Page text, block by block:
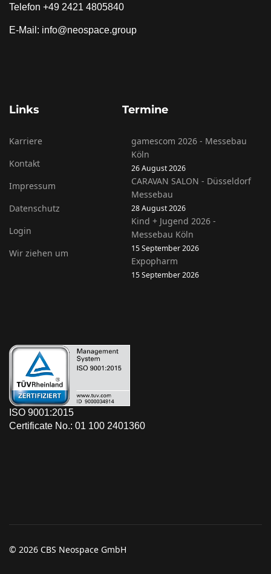
Telefon +49 2421 4805840
E-Mail: info@neospace.group
Links
Karriere
Kontakt
Impressum
Datenschutz
Login
Wir ziehen um
Termine
gamescom 2026 - Messebau
Köln
26 August 2026
CARAVAN SALON - Düsseldorf
Messebau
28 August 2026
Kind + Jugend 2026 -
Messebau Köln
15 September 2026
Expopharm
15 September 2026
ISO 9001:2015
Certificate No.: 01 100 2401360
© 2026 CBS Neospace GmbH